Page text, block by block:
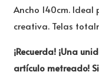
Ancho 140cm.
creativa. Telas
¡Recuerda! ¡Una
artículo metreado!